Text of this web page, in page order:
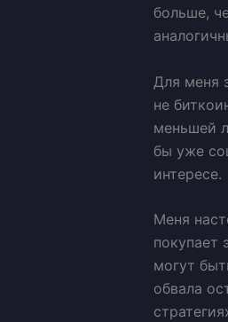
больше,
Для меня
не
меньшей
бы уже
интересе.
Меня
покупает
могут
обвала